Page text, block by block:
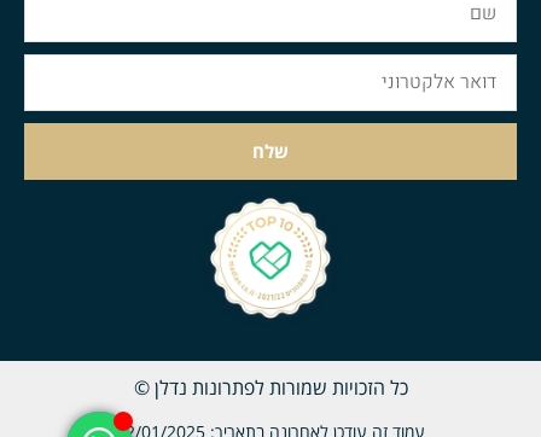
שלח
כל הזכויות שמורות לפתרונות נדלן ©
עמוד זה עודכן לאחרונה בתאריך: 02/01/2025